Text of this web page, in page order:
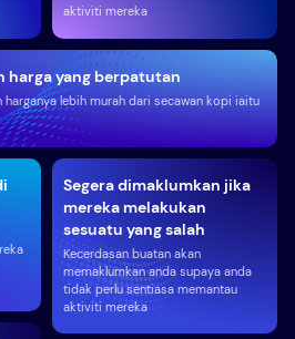
aktiviti mereka
harga yang berpatutan
harganya lebih murah dari secawan kopi iaitu
Segera dimaklumkan jika
mereka melakukan
sesuatu yang salah
Kecerdasan buatan akan
memaklumkan anda supaya anda
tidak perlu sentiasa memantau
aktiviti mereka